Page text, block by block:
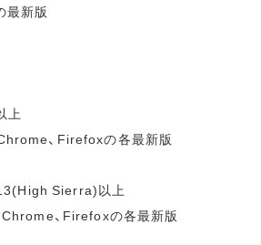
最新版
上
、Firefoxの各最新版
Sierra)以上
Chrome、Firefoxの各最新版